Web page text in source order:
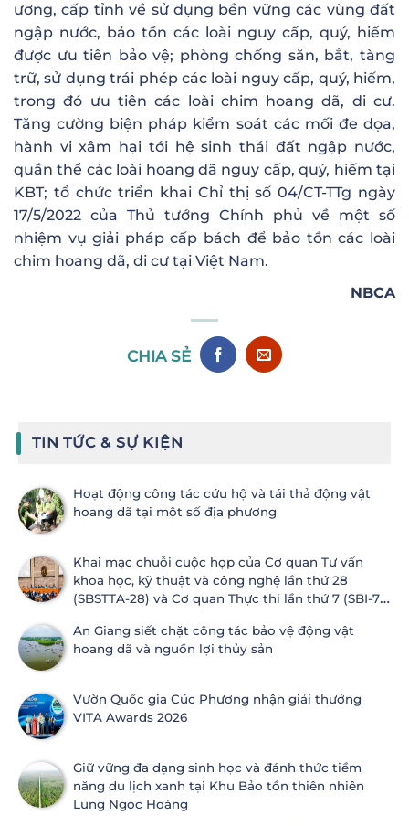
ương, cấp tỉnh về sử dụng bền vững các vùng đất
ngập nước, bảo tồn các loài nguy cấp, quý, hiếm
được ưu tiên bảo vệ; phòng chống săn, bắt, tàng
trữ, sử dụng trái phép các loài nguy cấp, quý, hiếm,
trong đó ưu tiên các loài chim hoang dã, di cư.
Tăng cường biện pháp kiểm soát các mối đe dọa,
hành vi xâm hại tới hệ sinh thái đất ngập nước,
quần thể các loài hoang dã nguy cấp, quý, hiếm tại
KBT; tổ chức triển khai Chỉ thị số 04/CT-TTg ngày
17/5/2022 của Thủ tướng Chính phủ về một số
nhiệm vụ giải pháp cấp bách để bảo tồn các loài
chim hoang dã, di cư tại Việt Nam.
NBCA
CHIA SẺ
TIN TỨC & SỰ KIỆN
Hoạt động công tác cứu hộ và tái thả động vật
hoang dã tại một số địa phương
Khai mạc chuỗi cuộc họp của Cơ quan Tư vấn
khoa học, kỹ thuật và công nghệ lần thứ 28
(SBSTTA-28) và Cơ quan Thực thi lần thứ 7 (SBI-7)
An Giang siết chặt công tác bảo vệ động vật
hoang dã và nguồn lợi thủy sản
Vườn Quốc gia Cúc Phương nhận giải thưởng
VITA Awards 2026
Giữ vững đa dạng sinh học và đánh thức tiềm
năng du lịch xanh tại Khu Bảo tồn thiên nhiên
Lung Ngọc Hoàng